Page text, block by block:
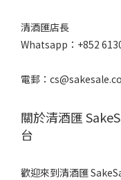
清酒匯店長
Whatsapp：+852
電郵：
關於清酒匯
台
歡迎來到清酒匯